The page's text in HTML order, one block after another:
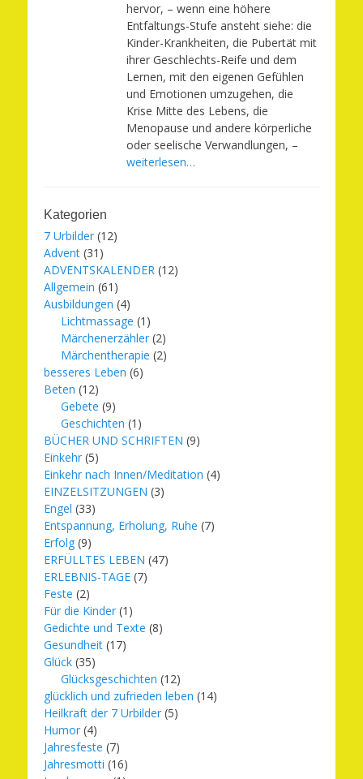
hervor, – wenn eine höhere
Entfaltungs-Stufe ansteht siehe: die
Kinder-Krankheiten, die Pubertät mit
ihrer Geschlechts-Reife und dem
Lernen, mit den eigenen Gefühlen
und Emotionen umzugehen, die
Krise Mitte des Lebens, die
Menopause und andere körperliche
oder seelische Verwandlungen, –
weiterlesen…
Kategorien
7 Urbilder (12)
Advent (31)
ADVENTSKALENDER (12)
Allgemein (61)
Ausbildungen (4)
Lichtmassage (1)
Märchenerzähler (2)
Märchentherapie (2)
besseres Leben (6)
Beten (12)
Gebete (9)
Geschichten (1)
BÜCHER UND SCHRIFTEN (9)
Einkehr (5)
Einkehr nach Innen/Meditation (4)
EINZELSITZUNGEN (3)
Engel (33)
Entspannung, Erholung, Ruhe (7)
Erfolg (9)
ERFÜLLTES LEBEN (47)
ERLEBNIS-TAGE (7)
Feste (2)
Für die Kinder (1)
Gedichte und Texte (8)
Gesundheit (17)
Glück (35)
Glücksgeschichten (12)
glücklich und zufrieden leben (14)
Heilkraft der 7 Urbilder (5)
Humor (4)
Jahresfeste (7)
Jahresmotti (16)